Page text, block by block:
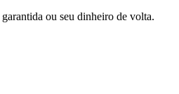
ou seu dinheiro de volta.